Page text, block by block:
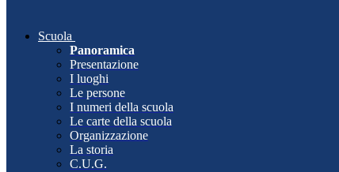
Scuola
Panoramica
Presentazione
I luoghi
Le persone
I numeri della scuola
Le carte della scuola
Organizzazione
La storia
C.U.G.